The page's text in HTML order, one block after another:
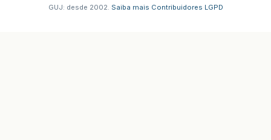
GUJ: desde 2002. Saiba mais Contribuidores LGPD